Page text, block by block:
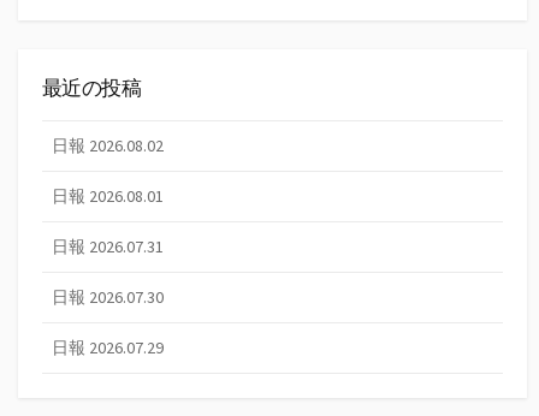
最近の投稿
日報 2026.08.02
日報 2026.08.01
日報 2026.07.31
日報 2026.07.30
日報 2026.07.29